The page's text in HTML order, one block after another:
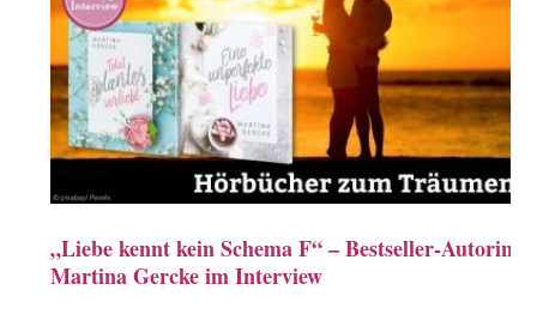
„Liebe kennt kein Schema F“ – Bestseller-Autorin
Martina Gercke im Interview